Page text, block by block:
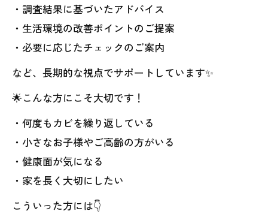
・調査結果に基づいたアドバイス
・生活環境の改善ポイントのご提案
・必要に応じたチェックのご案内
など、長期的な視点でサポートしています✨
🌟こんな方にこそ大切です！
・何度もカビを繰り返している
・小さなお子様やご高齢の方がいる
・健康面が気になる
・家を長く大切にしたい
こういった方には👇